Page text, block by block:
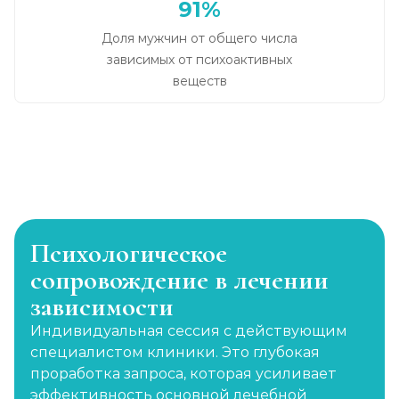
91%
Доля мужчин от общего числа
зависимых от психоактивных
веществ
Психологическое
сопровождение в лечении
зависимости
Индивидуальная сессия с действующим
специалистом клиники. Это глубокая
проработка запроса, которая усиливает
эффективность основной лечебной